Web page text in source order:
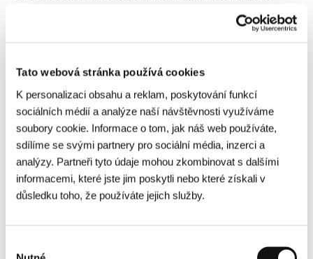
Tato webová stránka používá cookies
K personalizaci obsahu a reklam, poskytování funkcí
sociálních médií a analýze naší návštěvnosti využíváme
soubory cookie. Informace o tom, jak náš web používáte,
sdílíme se svými partnery pro sociální média, inzerci a
analýzy. Partneři tyto údaje mohou zkombinovat s dalšími
informacemi, které jste jim poskytli nebo které získali v
důsledku toho, že používáte jejich služby.
rozhovorové rubriky Herci s herci ujme Gabriela
V 15 h na Mlýnské kolonádě roztančí bariéry
Sportovní klub vozíčkářů Praha spolu s vítězo
StarDance Kateřinou Bartuněk Hrstkovou a
Oskarem Hesem.
Koncerty v Mattoni Life Baru budou v režii
zpěvačky Pam Rabbit (18 h) a versatilního rapera
Calina (21 h). A pokud chcete dá přednost
humoru, o půlnoci v Kongresovém sále Arnošt